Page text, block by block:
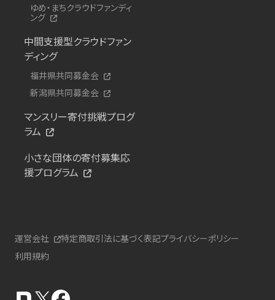
ゆめ・まちクラウドファンディ
ング
中間支援型クラウドファン
ディング
福井県共同募金会
新潟県共同募金会
マンスリー寄付挑戦プログ
ラム
小さな団体の寄付募集応
援プログラム
運営会社 特定商取引法に基づく表記プライバシーポリシー
利用規約